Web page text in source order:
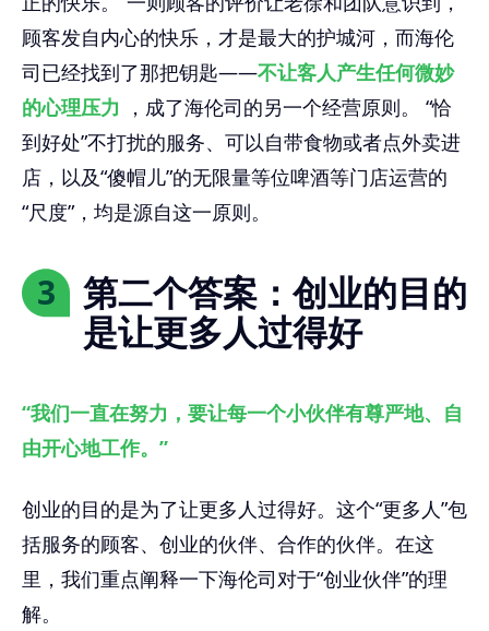
顾客发自内心的快乐，才是最大的护城河，而海伦
司已经找到了那把钥匙——不让客人产生任何微妙
的心理压力 ，成了海伦司的另一个经营原则。 “恰
到好处”不打扰的服务、可以自带食物或者点外卖进
店，以及“傻帽儿”的无限量等位啤酒等门店运营的
“尺度”，均是源自这一原则。
3
第二个答案：创业的目的
是让更多人过得好
“我们一直在努力，要让每一个小伙伴有尊严地、自
由开心地工作。”
创业的目的是为了让更多人过得好。这个“更多人”包
括服务的顾客、创业的伙伴、合作的伙伴。在这
里，我们重点阐释一下海伦司对于“创业伙伴”的理
解。